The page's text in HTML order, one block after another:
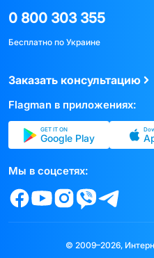
0 800 303 355
Бесплатно по Украине
Заказать консультацию
Flagman в приложениях:
GET IT ON
Google Play
Мы в соцсетях:
© 2009–2026,